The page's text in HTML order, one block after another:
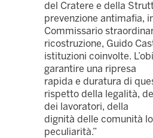
del Cratere e della
prevenzione antimafia,
Commissario
ricostruzione, Guido
istituzioni coinvolte.
garantire una ripresa
rapida e duratura di
rispetto della legalità,
dei lavoratori, della
dignità delle comunità
peculiarità.”